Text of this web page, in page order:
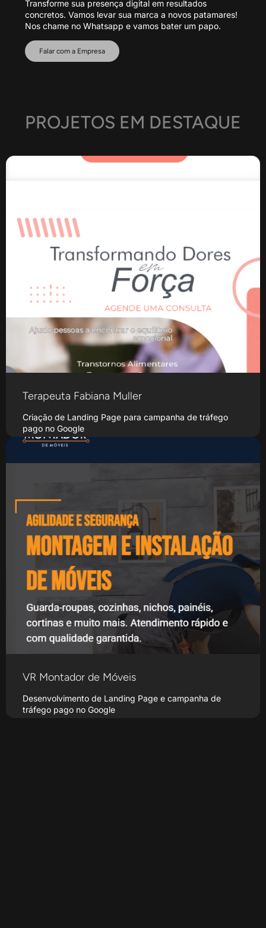
Transforme sua presença digital em resultados
concretos. Vamos levar sua marca a novos patamares!
Nos chame no Whatsapp e vamos bater um papo.
Falar com a Empresa
PROJETOS EM DESTAQUE
Terapeuta Fabiana Muller
Criação de Landing Page para campanha de tráfego
pago no Google
VR Montador de Móveis
Desenvolvimento de Landing Page e campanha de
tráfego pago no Google